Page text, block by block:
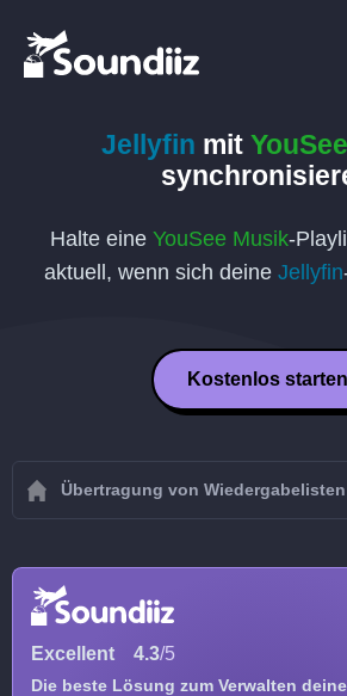
Jellyfin mit
Halte eine YouSee Musik-
aktuell, wenn sich deine Jellyfin
Kostenlos starten
Übertragung von Wiedergabelisten
Excellent 4.3/5
Die beste Lösung zum Verwalten